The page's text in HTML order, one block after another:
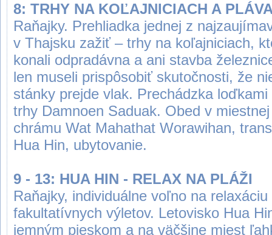
8: TRHY NA KOĽAJNICIACH A
Raňajky. Prehliadka jednej z
v Thajsku zažiť – trhy na koľajniciach,
konali odpradávna a ani stavba
len museli prispôsobiť skutočnosti, že
stánky prejde vlak. Prechádzka
trhy Damnoen Saduak. Obed v
chrámu Wat Mahathat Worawihan,
Hua Hin, ubytovanie.
9 - 13: HUA HIN - RELAX NA PLÁŽI
Raňajky, individuálne voľno na
fakultatívnych výletov. Letovisko Hua
jemným pieskom a na väčšine miest